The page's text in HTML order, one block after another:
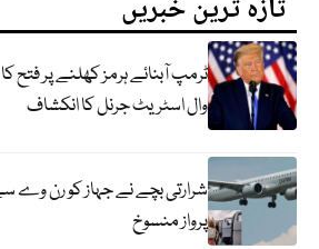
تازہ ترین خبریں
ٹرمپ آبنائے ہرمز کھلنے پر فتح
وال اسٹریٹ جرنل کا انکشاف
شرارتی بچے نے جہاز کو رن وے
پرواز منسوخ